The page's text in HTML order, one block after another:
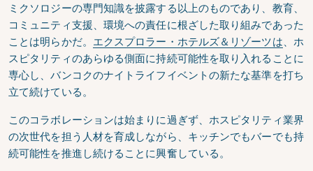
ミクソロジーの専門知識を披露する以上のものであり、教育、
コミュニティ支援、環境への責任に根ざした取り組みであった
ことは明らかだ。 エクスプロラー・ホテルズ＆リゾーツは 、ホ
スピタリティのあらゆる側面に持続可能性を取り入れることに
専心し、バンコクのナイトライフイベントの新たな基準を打ち
立て続けている。
このコラボレーションは始まりに過ぎず、ホスピタリティ業界
の次世代を担う人材を育成しながら、キッチンでもバーでも持
続可能性を推進し続けることに興奮している。